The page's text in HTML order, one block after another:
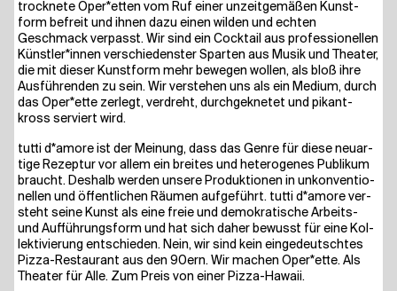
trock­ne­te Oper*etten vom Ruf einer unzeit­ge­mä­ßen Kunst­
form befreit und ihnen dazu einen wil­den und ech­ten
Geschmack ver­passt. Wir sind ein Cock­tail aus pro­fes­sio­nel­len
Künstler*innen ver­schie­dens­ter Spar­ten aus Musik und Thea­ter,
die mit die­ser Kunst­form mehr bewe­gen wol­len, als bloß ihre
Aus­füh­ren­den zu sein. Wir ver­ste­hen uns als ein Medi­um, durch
das Oper*ette zer­legt, ver­dreht, durch­ge­kne­tet und pikant-
kross ser­viert wird.
tut­ti d*amore ist der Mei­nung, dass das Gen­re für die­se neu­ar­
ti­ge Rezep­tur vor allem ein brei­tes und hete­ro­ge­nes Publi­kum
braucht. Des­halb wer­den unse­re Pro­duk­tio­nen in unkon­ven­tio­
nel­len und öffent­li­chen Räu­men auf­ge­führt. tut­ti d*amore ver­
steht sei­ne Kunst als eine freie und demo­kra­ti­sche Arbeits-
und Auf­füh­rungs­form und hat sich daher bewusst für eine Kol­
lek­ti­vie­rung ent­schie­den. Nein, wir sind kein ein­ge­deutsch­tes
Piz­za-Restau­rant aus den 90ern. Wir machen Oper*ette. Als
Thea­ter für Alle. Zum Preis von einer Pizza-Hawaii.